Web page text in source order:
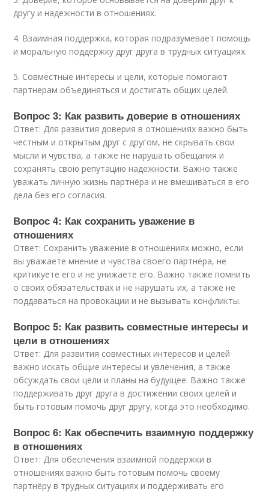
другу и надежности в отношениях.
4. Взаимная поддержка, которая подразумевает помощь
и моральную поддержку друг друга в трудных ситуациях.
5. Совместные интересы и цели, которые помогают
партнерам объединяться и достигать общих целей.
Вопрос 3: Как развить доверие в отношениях
Ответ: Для развития доверия в отношениях важно быть
честным и открытым друг с другом, не скрывать свои
мысли и чувства, а также не нарушать обещания и
сохранять свою репутацию надежности. Важно также
уважать личную жизнь партнёра и не вмешиваться в его
дела без его согласия.
Вопрос 4: Как сохранить уважение в
отношениях
Ответ: Сохранить уважение в отношениях можно, если
вы уважаете мнение и чувства своего партнёра, не
критикуете его и не унижаете его. Важно также помнить
о своих обязательствах и не нарушать их, а также не
поддаваться на провокации и не вызывать конфликты.
Вопрос 5: Как развить совместные интересы и
цели в отношениях
Ответ: Для развития совместных интересов и целей
важно искать общие интересы и увлечения, а также
обсуждать свои цели и планы на будущее. Важно также
поддерживать друг друга в достижении своих целей и
быть готовым помочь друг другу, когда это необходимо.
Вопрос 6: Как обеспечить взаимную поддержку
в отношениях
Ответ: Для обеспечения взаимной поддержки в
отношениях важно быть готовым помочь своему
партнёру в трудных ситуациях и поддерживать его